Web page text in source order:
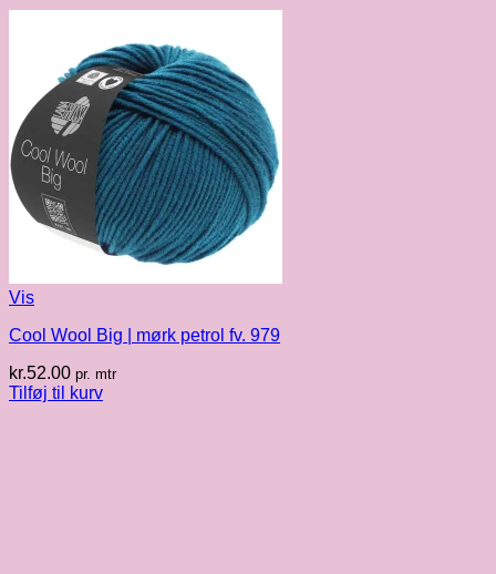
Vis
Cool Wool Big | mørk petrol fv. 979
kr.52.00 pr. mtr
Tilføj til kurv